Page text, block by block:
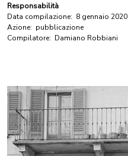
Responsabilità
Data compilazione: 8 gennaio 2020
Azione: pubblicazione
Compilatore: Damiano Robbiani